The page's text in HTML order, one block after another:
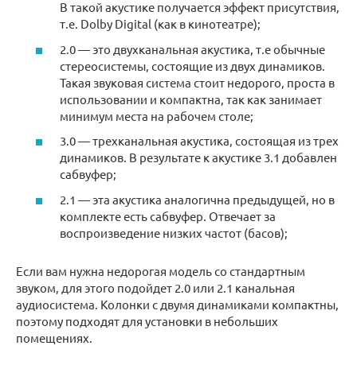
В такой акустике получается эффект присутствия,
т.е. Dolby Digital (как в кинотеатре);
2.0 — это двухканальная акустика, т.е обычные
стереосистемы, состоящие из двух динамиков.
Такая звуковая система стоит недорого, проста в
использовании и компактна, так как занимает
минимум места на рабочем столе;
3.0 — трехканальная акустика, состоящая из трех
динамиков. В результате к акустике 3.1 добавлен
сабвуфер;
2.1 — эта акустика аналогична предыдущей, но в
комплекте есть сабвуфер. Отвечает за
воспроизведение низких частот (басов);
Если вам нужна недорогая модель со стандартным
звуком, для этого подойдет 2.0 или 2.1 канальная
аудиосистема. Колонки с двумя динамиками компактны,
поэтому подходят для установки в небольших
помещениях.